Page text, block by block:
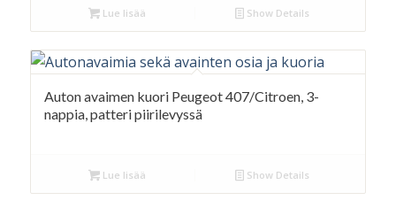
Lue lisää Show Details
Auton avaimen kuori Peugeot 407/Citroen, 3-
nappia, patteri piirilevyssä
Lue lisää Show Details